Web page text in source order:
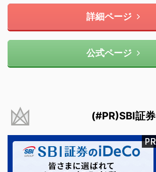
詳細ページ
公式ページ
(#PR)SBI証券